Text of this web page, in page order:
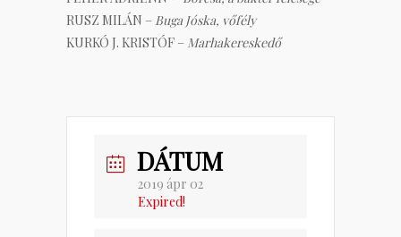
RUSZ MILÁN – Buga Jóska, vőfély
KURKÓ J. KRISTÓF – Marhakereskedő
DÁTUM
2019 ápr 02
Expired!